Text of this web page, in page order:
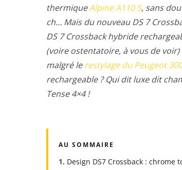
thermiqueAlpine A110 S, sans
ch… Mais du nouveau DS 7
DS 7 Crossback hybride
(voire ostentatoire, à vous de
malgré lerestylage du Peugeot
rechargeable ?Qui dit luxe dit
Tense 4×4 !
AU SOMMAIRE
Design DS7 Crossback : chrome